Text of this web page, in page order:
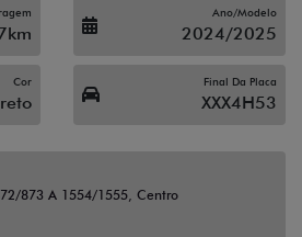
Ano/Modelo
2024/2025
Cor Final Da Placa
XXX4H53
873 A 1554/1555, Centro